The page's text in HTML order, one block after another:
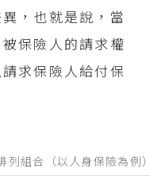
，也就是說，當
保險人的請求權
求保險人給付保
列組合（以人身保險為例